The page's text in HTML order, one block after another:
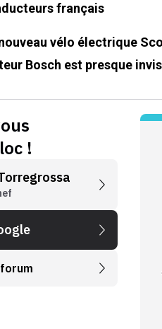
français
vélo électrique
Bosch est presque
!